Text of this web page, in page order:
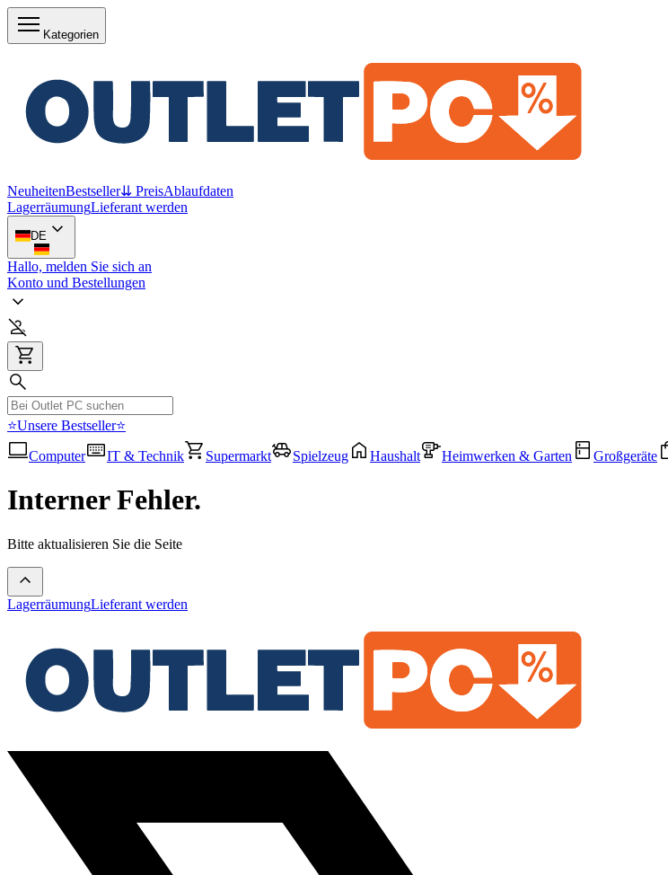
Kategorien
NeuheitenBestseller⇊ PreisAblaufdaten
LagerräumungLieferant werden
DE
Hallo, melden Sie sich an
Konto und Bestellungen
⭐Unsere Bestseller⭐
Computer
IT & Technik Supermarkt Spielzeug Haushalt Heimwerken & Garten Großgeräte
Interner Fehler.
Bitte aktualisieren Sie die Seite
LagerräumungLieferant werden